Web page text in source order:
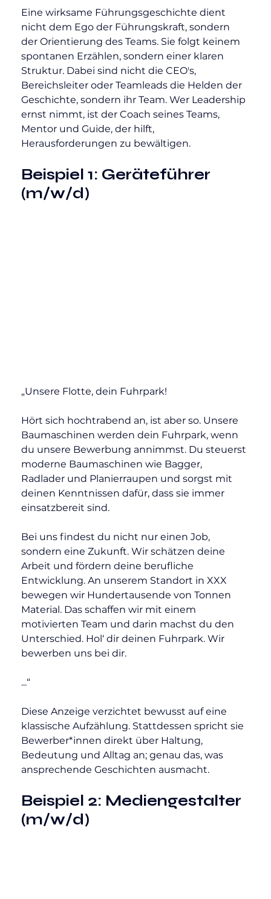
Eine wirksame Führungsgeschichte dient
nicht dem Ego der Führungskraft, sondern
der Orientierung des Teams. Sie folgt keinem
spontanen Erzählen, sondern einer klaren
Struktur. Dabei sind nicht die CEO's,
Bereichsleiter oder Teamleads die Helden der
Geschichte, sondern ihr Team. Wer Leadership
ernst nimmt, ist der Coach seines Teams,
Mentor und Guide, der hilft,
Herausforderungen zu bewältigen.
Beispiel 1: Geräteführer
(m/w/d)
„Unsere Flotte, dein Fuhrpark!
Hört sich hochtrabend an, ist aber so. Unsere
Baumaschinen werden dein Fuhrpark, wenn
du unsere Bewerbung annimmst. Du steuerst
moderne Baumaschinen wie Bagger,
Radlader und Planierraupen und sorgst mit
deinen Kenntnissen dafür, dass sie immer
einsatzbereit sind.
Bei uns findest du nicht nur einen Job,
sondern eine Zukunft. Wir schätzen deine
Arbeit und fördern deine berufliche
Entwicklung. An unserem Standort in XXX
bewegen wir Hundertausende von Tonnen
Material. Das schaffen wir mit einem
motivierten Team und darin machst du den
Unterschied. Hol‘ dir deinen Fuhrpark. Wir
bewerben uns bei dir.
...“
Diese Anzeige verzichtet bewusst auf eine
klassische Aufzählung. Stattdessen spricht sie
Bewerber*innen direkt über Haltung,
Bedeutung und Alltag an; genau das, was
ansprechende Geschichten ausmacht.
Beispiel 2: Mediengestalter
(m/w/d)